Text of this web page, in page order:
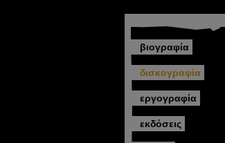
βιογραφία
δισκογραφία
εργογραφία
εκδόσεις